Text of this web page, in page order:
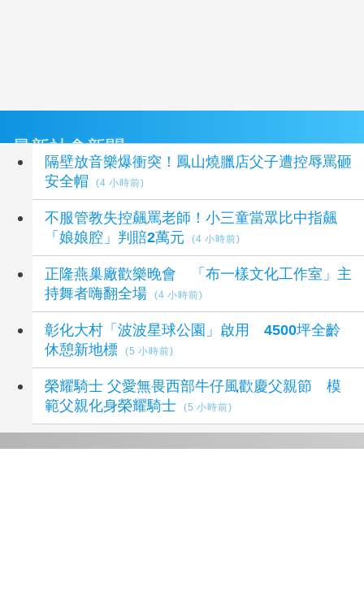
最新社會新聞
隔壁放音樂爆衝突！鳳山燒臘店父子遭控辱罵砸
安全帽
(4 小時前)
不服管教失控飆罵老師！小三童當眾比中指飆
「娘娘腔」判賠2萬元
(4 小時前)
正隆燕巢廠歡樂晚會 「布一樣文化工作室」主
持舞者嗨翻全場
(4 小時前)
彰化大村「波波星球公園」啟用 4500坪全齡
休憩新地標
(5 小時前)
榮耀騎士 父愛無畏西部牛仔風歡慶父親節 模
範父親化身榮耀騎士
(5 小時前)